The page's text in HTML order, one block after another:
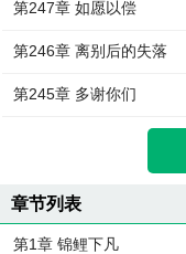
第247章 如愿以偿
第246章 离别后的失落
第245章 多谢你们
章节列表
第1章 锦鲤下凡